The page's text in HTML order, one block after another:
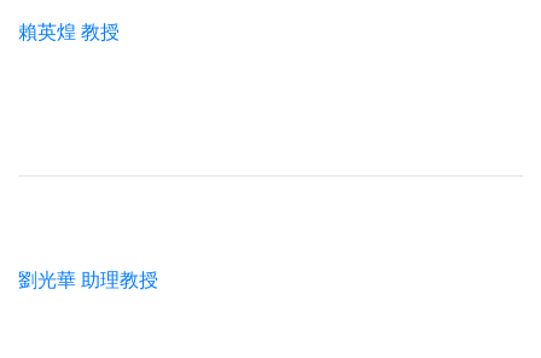
賴英煌 教授
劉光華 助理教授